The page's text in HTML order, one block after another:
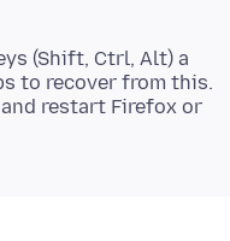
(Shift, Ctrl, Alt) a
to recover from this.
restart Firefox or